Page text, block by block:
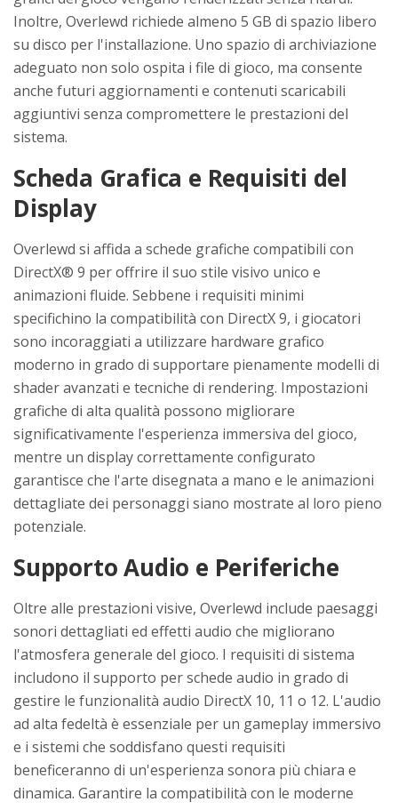
Inoltre, Overlewd richiede almeno 5 GB di spazio libero
su disco per l'installazione. Uno spazio di archiviazione
adeguato non solo ospita i file di gioco, ma consente
anche futuri aggiornamenti e contenuti scaricabili
aggiuntivi senza compromettere le prestazioni del
sistema.
Scheda Grafica e Requisiti del
Display
Overlewd si affida a schede grafiche compatibili con
DirectX® 9 per offrire il suo stile visivo unico e
animazioni fluide. Sebbene i requisiti minimi
specifichino la compatibilità con DirectX 9, i giocatori
sono incoraggiati a utilizzare hardware grafico
moderno in grado di supportare pienamente modelli di
shader avanzati e tecniche di rendering. Impostazioni
grafiche di alta qualità possono migliorare
significativamente l'esperienza immersiva del gioco,
mentre un display correttamente configurato
garantisce che l'arte disegnata a mano e le animazioni
dettagliate dei personaggi siano mostrate al loro pieno
potenziale.
Supporto Audio e Periferiche
Oltre alle prestazioni visive, Overlewd include paesaggi
sonori dettagliati ed effetti audio che migliorano
l'atmosfera generale del gioco. I requisiti di sistema
includono il supporto per schede audio in grado di
gestire le funzionalità audio DirectX 10, 11 o 12. L'audio
ad alta fedeltà è essenziale per un gameplay immersivo
e i sistemi che soddisfano questi requisiti
beneficeranno di un'esperienza sonora più chiara e
dinamica. Garantire la compatibilità con le moderne